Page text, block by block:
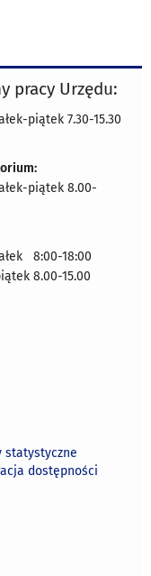
pracy Urzędu:
piątek 7.30-15.30
piątek 8.00-
8:00-18:00
8.00-15.00
statystyczne
dostępności